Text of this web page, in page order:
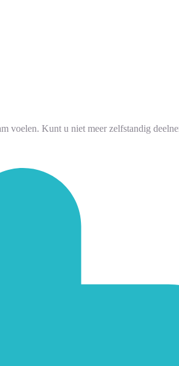
voelen. Kunt u niet meer zelfstandig